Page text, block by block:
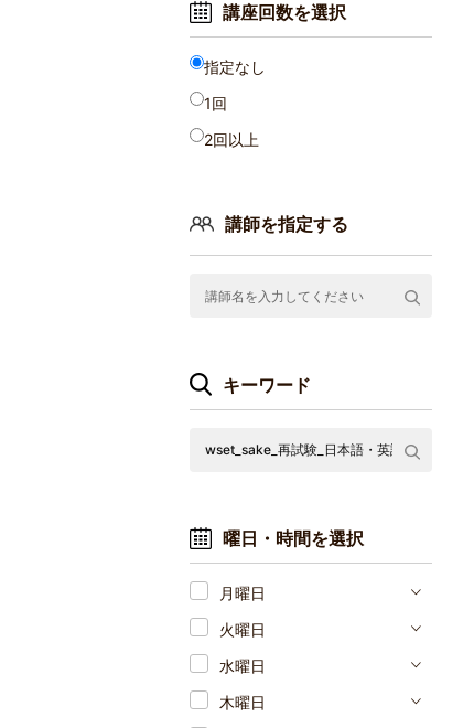
講座回数を選択
指定なし
1回
2回以上
講師を指定する
キーワード
曜日・時間を選択
月曜日
火曜日
水曜日
木曜日